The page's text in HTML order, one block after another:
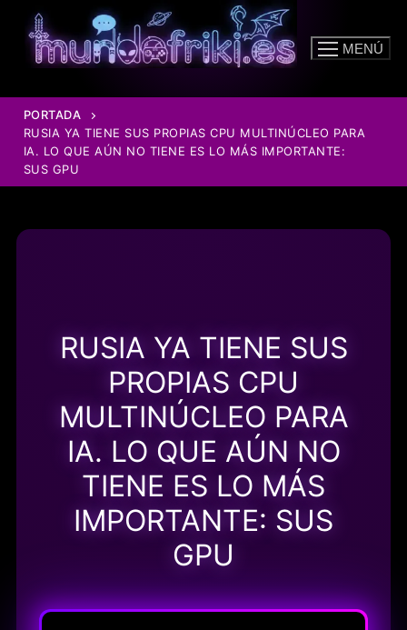
contenido
MENÚ
PORTADA
RUSIA YA TIENE SUS PROPIAS CPU MULTINÚCLEO PARA
IA. LO QUE AÚN NO TIENE ES LO MÁS IMPORTANTE:
SUS GPU
RUSIA YA TIENE SUS
PROPIAS CPU
MULTINÚCLEO PARA
IA. LO QUE AÚN NO
TIENE ES LO MÁS
IMPORTANTE: SUS
GPU